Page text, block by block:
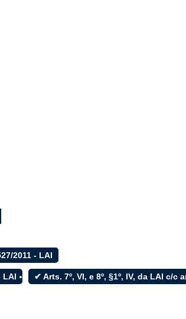
2011 - LAI
LAI ✔ Arts. 7º, VI, e 8º, §1º, IV, da LAI c/c